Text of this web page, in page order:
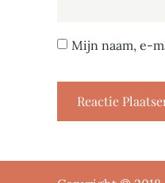
Mijn naam, e-